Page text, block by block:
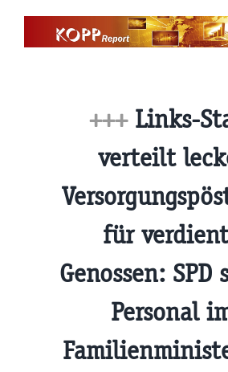
+++ Links-
verteilt
für
Genossen: SPD
Personal